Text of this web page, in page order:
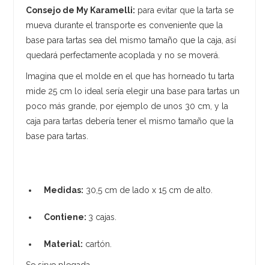
Consejo de My Karamelli: para evitar que la tarta se
mueva durante el transporte es conveniente que la
base para tartas sea del mismo tamaño que la caja, así
quedará perfectamente acoplada y no se moverá.
Imagina que el molde en el que has horneado tu tarta
mide 25 cm lo ideal sería elegir una base para tartas un
poco más grande, por ejemplo de unos 30 cm, y la
caja para tartas debería tener el mismo tamaño que la
base para tartas.
Medidas: 30,5 cm de lado x 15 cm de alto.
Contiene: 3 cajas.
Material: cartón.